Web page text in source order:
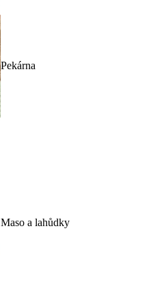
Pekárna
Maso a lahůdky